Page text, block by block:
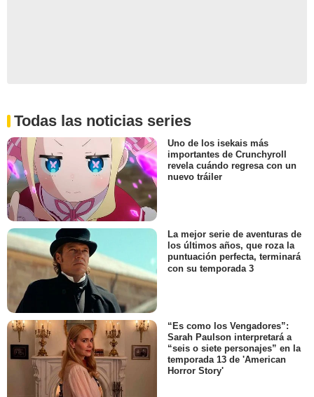
Todas las noticias series
Uno de los isekais más
importantes de Crunchyroll
revela cuándo regresa con un
nuevo tráiler
La mejor serie de aventuras de
los últimos años, que roza la
puntuación perfecta, terminará
con su temporada 3
“Es como los Vengadores”:
Sarah Paulson interpretará a
“seis o siete personajes” en la
temporada 13 de 'American
Horror Story'